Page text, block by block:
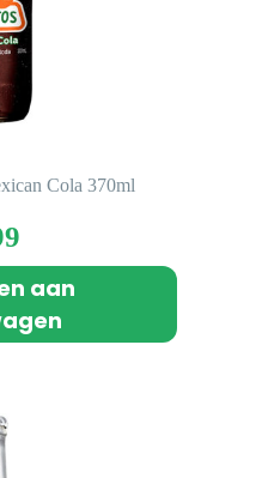
Cola 370ml
aan